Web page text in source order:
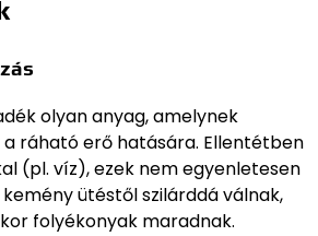
olyan anyag, amelynek
a ráható erő hatására. Ellentétben
(pl. víz), ezek nem egyenletesen
ütéstől szilárddá válnak,
folyékonyak maradnak.